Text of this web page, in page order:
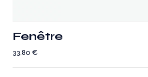
Fenêtre
33,80€